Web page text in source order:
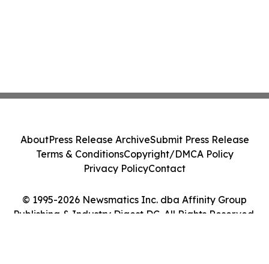
© 1995-2026 Newsmatics Inc. dba Affinity Group
Publishing & Industry Digest DC. All Rights Reserved.
AboutPress Release ArchiveSubmit Press Release
Terms & ConditionsCopyright/DMCA Policy
Privacy PolicyContact